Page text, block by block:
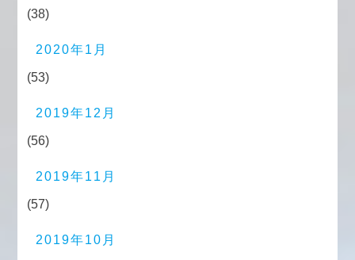
(38)
2020年1月
(53)
2019年12月
(56)
2019年11月
(57)
2019年10月